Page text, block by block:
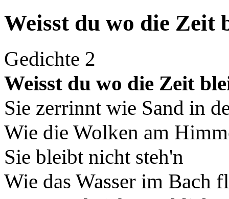
Weisst du wo die Zeit
Gedichte 2
Weisst du wo die Zeit
Sie zerrinnt wie Sand in
Wie die Wolken am
Sie bleibt nicht steh'n
Wie das Wasser im Bach